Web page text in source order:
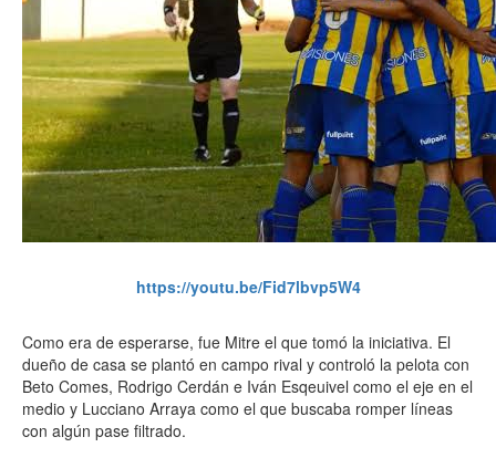
https://youtu.be/Fid7lbvp5W4
Como era de esperarse, fue Mitre el que tomó la iniciativa. El
dueño de casa se plantó en campo rival y controló la pelota con
Beto Comes, Rodrigo Cerdán e Iván Esqeuivel como el eje en el
medio y Lucciano Arraya como el que buscaba romper líneas
con algún pase filtrado.